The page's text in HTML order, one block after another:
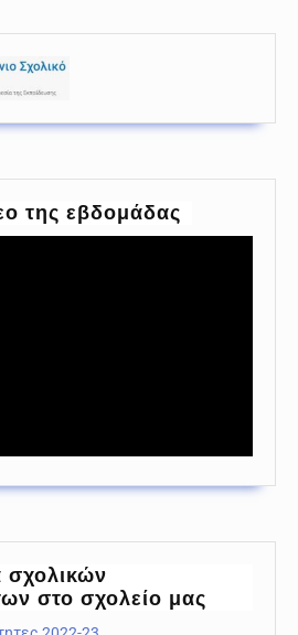
της εβδομάδας
στο σχολείο μας